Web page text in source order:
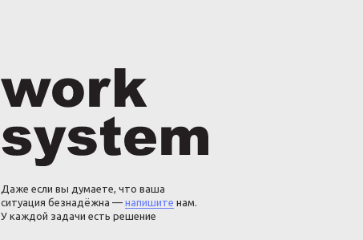
Даже если вы думаете, что ваша
ситуация безнадёжна — напишите нам.
У каждой задачи есть решение